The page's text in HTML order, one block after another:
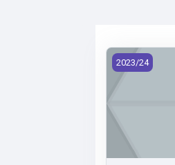
KFL/EBO*Z
2023/24